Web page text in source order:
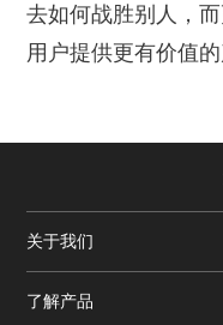
去如何战胜别人，
用户提供更有价值的
关于我们
了解产品